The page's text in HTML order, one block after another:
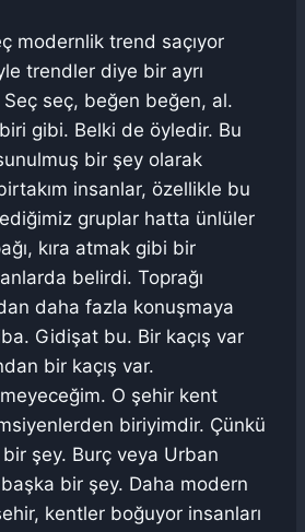
modernlik trend saçıyor
trendler diye bir ayrı
seç, beğen beğen, al.
gibi. Belki de öyledir. Bu
bir şey olarak
insanlar, özellikle bu
gruplar hatta ünlüler
kıra atmak gibi bir
belirdi. Toprağı
daha fazla konuşmaya
Gidişat bu. Bir kaçış var
bir kaçış var.
O şehir kent
biriyimdir. Çünkü
şey. Burç veya Urban
bir şey. Daha modern
kentler boğuyor insanları